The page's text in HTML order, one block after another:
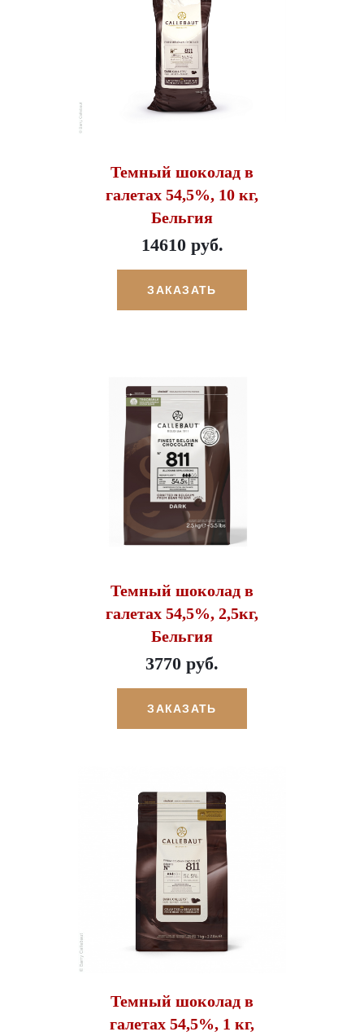
Темный шоколад в
галетах 54,5%, 10 кг,
Бельгия
14610 руб.
ЗАКАЗАТЬ
Темный шоколад в
галетах 54,5%, 2,5кг,
Бельгия
3770 руб.
ЗАКАЗАТЬ
Темный шоколад в
галетах 54,5%, 1 кг,